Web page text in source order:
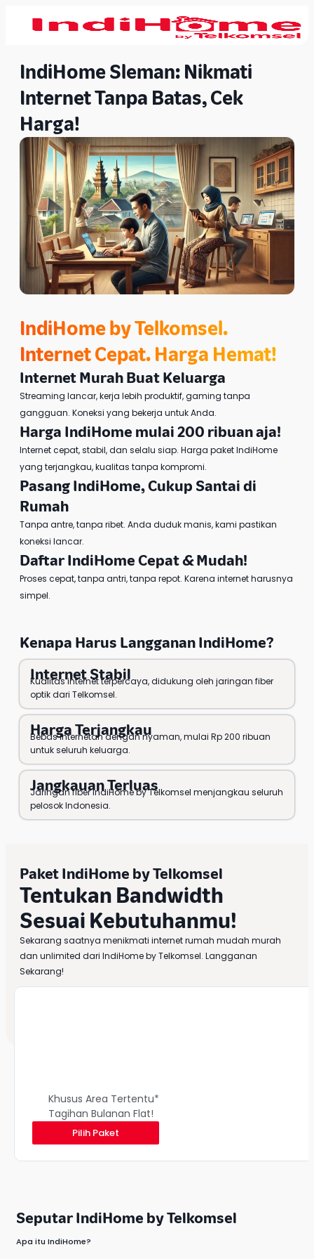
IndiHome Sleman: Nikmati
Internet Tanpa Batas, Cek
Harga!
IndiHome by Telkomsel.
Internet Cepat. Harga Hemat!
Internet Murah Buat Keluarga
Streaming lancar, kerja lebih produktif, gaming tanpa
gangguan. Koneksi yang bekerja untuk Anda.
Harga IndiHome mulai 200 ribuan aja!
Internet cepat, stabil, dan selalu siap. Harga paket IndiHome
yang terjangkau, kualitas tanpa kompromi.
Pasang IndiHome, Cukup Santai di
Rumah
Tanpa antre, tanpa ribet. Anda duduk manis, kami pastikan
koneksi lancar.
Daftar IndiHome Cepat & Mudah!
Proses cepat, tanpa antri, tanpa repot. Karena internet harusnya
simpel.
Kenapa Harus Langganan IndiHome?
Internet Stabil
Kualitas internet terpercaya, didukung oleh jaringan fiber
optik dari Telkomsel.
Harga Terjangkau
Bebas internetan dengan nyaman, mulai Rp 200 ribuan
untuk seluruh keluarga.
Jangkauan Terluas
Jaringan fiber IndiHome by Telkomsel menjangkau seluruh
pelosok Indonesia.
Paket IndiHome byTelkomsel
Tentukan Bandwidth
Sesuai Kebutuhanmu!
Sekarang saatnya menikmati internet rumah mudah murah
dan unlimited dari IndiHomebyTelkomsel. Langganan
Sekarang!
Khusus Area Tertentu*
Tagihan Bulanan Flat!
Pilih Paket
Seputar IndiHome by Telkomsel
Apa itu IndiHome?